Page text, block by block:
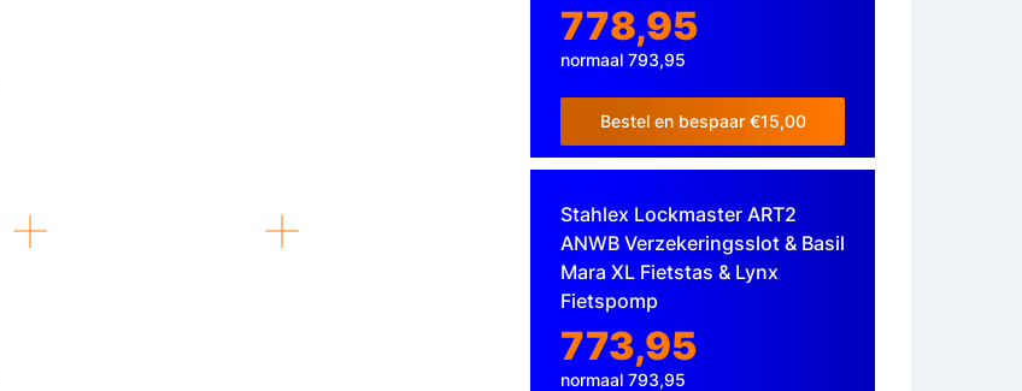
778,95
normaal 793,95
Bestel en bespaar €15,00
Stahlex Lockmaster ART2
ANWB Verzekeringsslot & Basil
Mara XL Fietstas & Lynx
Fietspomp
773,95
normaal 793,95